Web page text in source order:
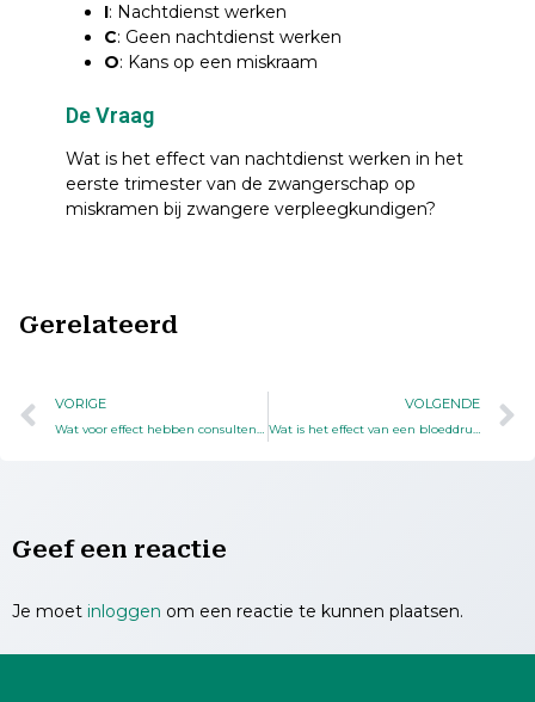
I: Nachtdienst werken
C: Geen nachtdienst werken
O: Kans op een miskraam
De Vraag
Wat is het effect van nachtdienst werken in het
eerste trimester van de zwangerschap op
miskramen bij zwangere verpleegkundigen?
Gerelateerd
VORIGE VOLGENDE
Geef een reactie
Je moet inloggen om een reactie te kunnen plaatsen.